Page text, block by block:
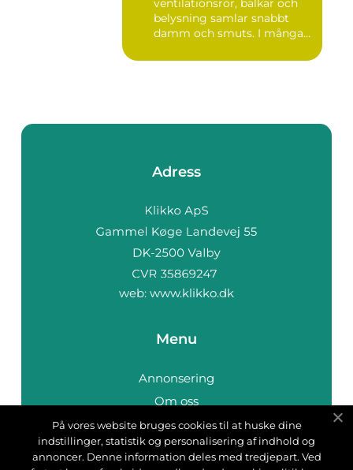
ventilationsrör, balkar och
belysning samlar snabbt
damm och smuts. I många
Adress
web: www.klikko.dk
Menu
Annonsering
Om oss
Cookies
Kontakta oss
På vores website bruges cookies til at huske dine
indstillinger, statistik og personalisering af indhold og
annoncer. Denne information deles med tredjepart. Ved